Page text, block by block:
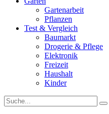
Gartenarbeit
Pflanzen
Test & Vergleich
Baumarkt
Drogerie & Pflege
Elektronik
Freizeit
Haushalt
Kinder